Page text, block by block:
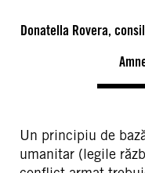
Donatella Rovera,
Un principiu de
umanitar (legile